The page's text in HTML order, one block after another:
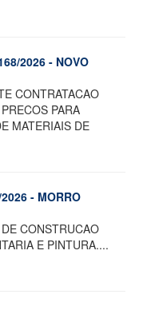
2026 - NOVO
CONTRATACAO
PARA
MATERIAIS DE
- MORRO
CONSTRUCAO
E PINTURA....